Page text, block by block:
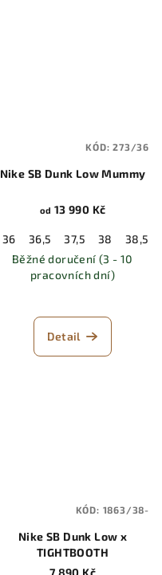
40 40,5 41 42
42,5
Nike SB Dunk Low Mummy
od 13 990 Kč
36 36,5 37,5 38 38,5
Běžné doručení (3 - 10
pracovních dní)
Detail
KÓD:273/36
Nike SB Dunk Low x
TIGHTBOOTH
KÓD: 1863/38-